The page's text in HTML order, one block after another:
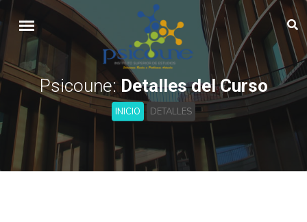
Psicoune:Detalles del Curso
INICIO DETALLES